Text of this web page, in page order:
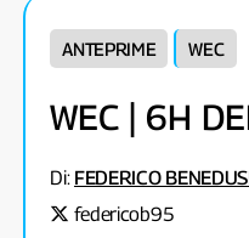
ANTEPRIME WEC
WEC | 6H
Di: FEDERICO
federicob95